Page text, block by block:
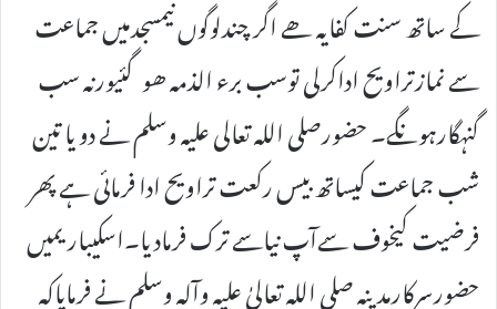
کے ساتھ سنت کفایہ ھے اگر چندلوگوں نیمسجدمیں جماعت
سے نمازتراویح اداکرلی توسب برء الذمہ ھوگئیورنہ سب
گنہگارہونگے۔ حضورصلی اللہ تعالی علیہ وسلم نے دو یا تین
شب جماعت کیساتھ بیس رکعت تراویح ادا فرمائی ہے پھر
فرضیت کیخوف سےآپ نیاسے ترک فرمادیا۔اسکیباریمیں
حضورسرکارمدینہ صلی اللہ تعالیٰ علیہ وآلہ وسلم نے فرمایاکہ